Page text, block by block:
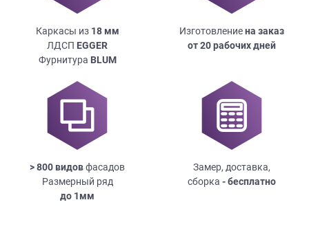
Каркасы из 18мм
ЛДСП EGGER
Фурнитура BLUM
Изготовлениена заказ
от 20 рабочих дней
> 800 видовфасадов
Размерный ряд
до 1мм
Замер, доставка,
сборка - бесплатно